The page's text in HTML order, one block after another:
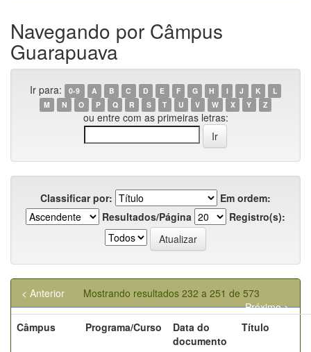
Navegando por Câmpus
Guarapuava
Ir para: 0-9 A B C D E F G H I J K
L
M
N O P Q R S T U V W X Y Z
ou entre com as primeiras letras:
Classificar por:
Em ordem:
Resultados/Página
Registro(s):
Mostrando resultados 232 a 251 de 573
< Anterior
Próximo >
Câmpus
Programa/Curso
Data do
documento
Título